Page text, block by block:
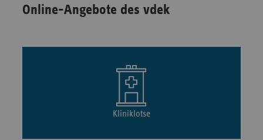
Online-Angebote des vdek
Kliniklotse